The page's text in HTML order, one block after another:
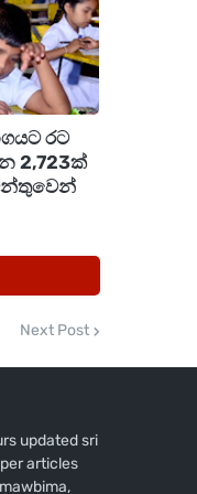
හමුවේ
කළේය.
ගමගේ
රට
2,723ක්
Next Post
updated sri
articles